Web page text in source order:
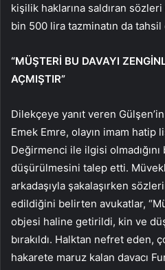
kişilik haklarına saldıran
bin 500 lira tazminatın da
“MÜŞTERİ BU DAVAYI
AÇMIŞTIR”
Dilekçeye yanıt veren
Emek Emre, olayın imam hatip
Değirmenci ile ilgisi
düşürülmesini talep etti.
arkadaşıyla şakalaşırken
edildiğini belirten avukatlar,
objesi haline getirildi, kin ve
bırakıldı. Halktan nefret eden,
hakarete maruz kalan davacı